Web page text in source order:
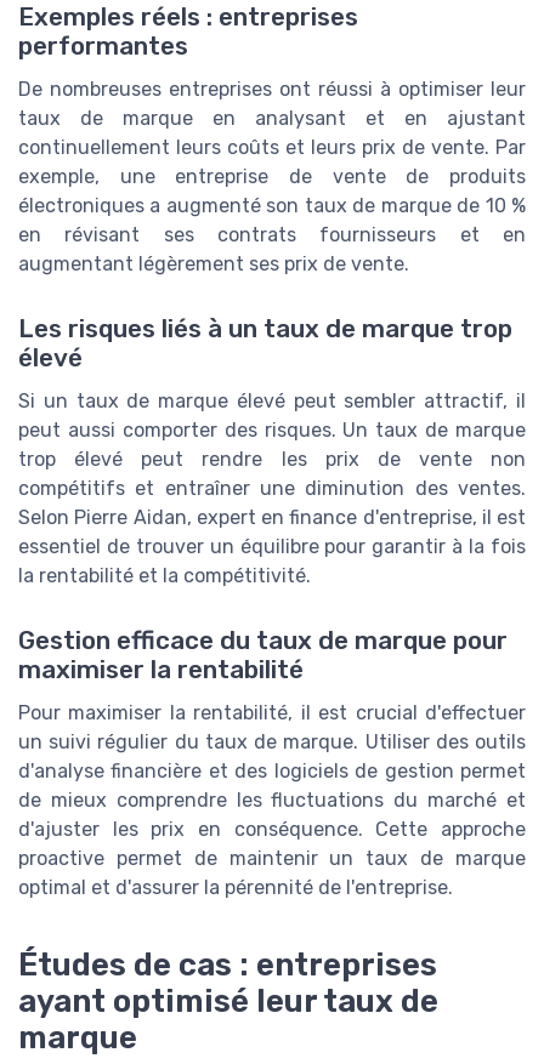
Exemples réels : entreprises
performantes
De nombreuses entreprises ont réussi à optimiser leur
taux de marque en analysant et en ajustant
continuellement leurs coûts et leurs prix de vente. Par
exemple, une entreprise de vente de produits
électroniques a augmenté son taux de marque de 10 %
en révisant ses contrats fournisseurs et en
augmentant légèrement ses prix de vente.
Les risques liés à un taux de marque trop
élevé
Si un taux de marque élevé peut sembler attractif, il
peut aussi comporter des risques. Un taux de marque
trop élevé peut rendre les prix de vente non
compétitifs et entraîner une diminution des ventes.
Selon Pierre Aidan, expert en finance d'entreprise, il est
essentiel de trouver un équilibre pour garantir à la fois
la rentabilité et la compétitivité.
Gestion efficace du taux de marque pour
maximiser la rentabilité
Pour maximiser la rentabilité, il est crucial d'effectuer
un suivi régulier du taux de marque. Utiliser des outils
d'analyse financière et des logiciels de gestion permet
de mieux comprendre les fluctuations du marché et
d'ajuster les prix en conséquence. Cette approche
proactive permet de maintenir un taux de marque
optimal et d'assurer la pérennité de l'entreprise.
Études de cas : entreprises
ayant optimisé leur taux de
marque